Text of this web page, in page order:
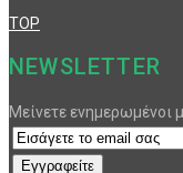
TOP
NEWSLETTER
Μείνετε ενημερωμένοι